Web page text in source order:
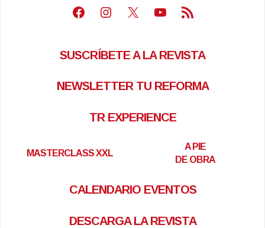
Facebook
Instagram
X Youtube
Feed RSS
SUSCRÍBETE A LA REVISTA
NEWSLETTER TU REFORMA
TR EXPERIENCE
MASTERCLASS XXL
A PIE
DE OBRA
CALENDARIO EVENTOS
DESCARGA LA REVISTA